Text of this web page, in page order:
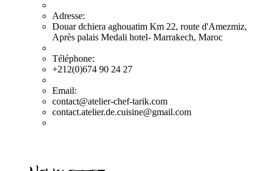
Adresse:
Douar dchiera aghouatim Km 22, route d'Amezmiz,
Après palais Medali hotel- Marrakech, Maroc
Téléphone:
+212(0)674 90 24 27
Email:
contact@atelier-chef-tarik.com
contact.atelier.de.cuisine@gmail.com